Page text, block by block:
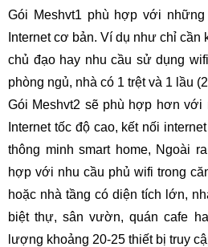
Gói Meshvt1 phù hợp với
Internet cơ bản. Ví dụ như chỉ cần
chủ đạo hay nhu cầu sử dụng
phòng ngủ, nhà có 1 trệt và 1 lầu
Gói Meshvt2 sẽ phù hợp hơn với
Internet tốc độ cao, kết nối
thông minh smart home, Ngoài
hợp với nhu cầu phủ wifi trong
hoặc nhà tầng có diện tích lớn,
biệt thự, sân vườn, quán cafe
lượng khoảng 20-25 thiết bị truy